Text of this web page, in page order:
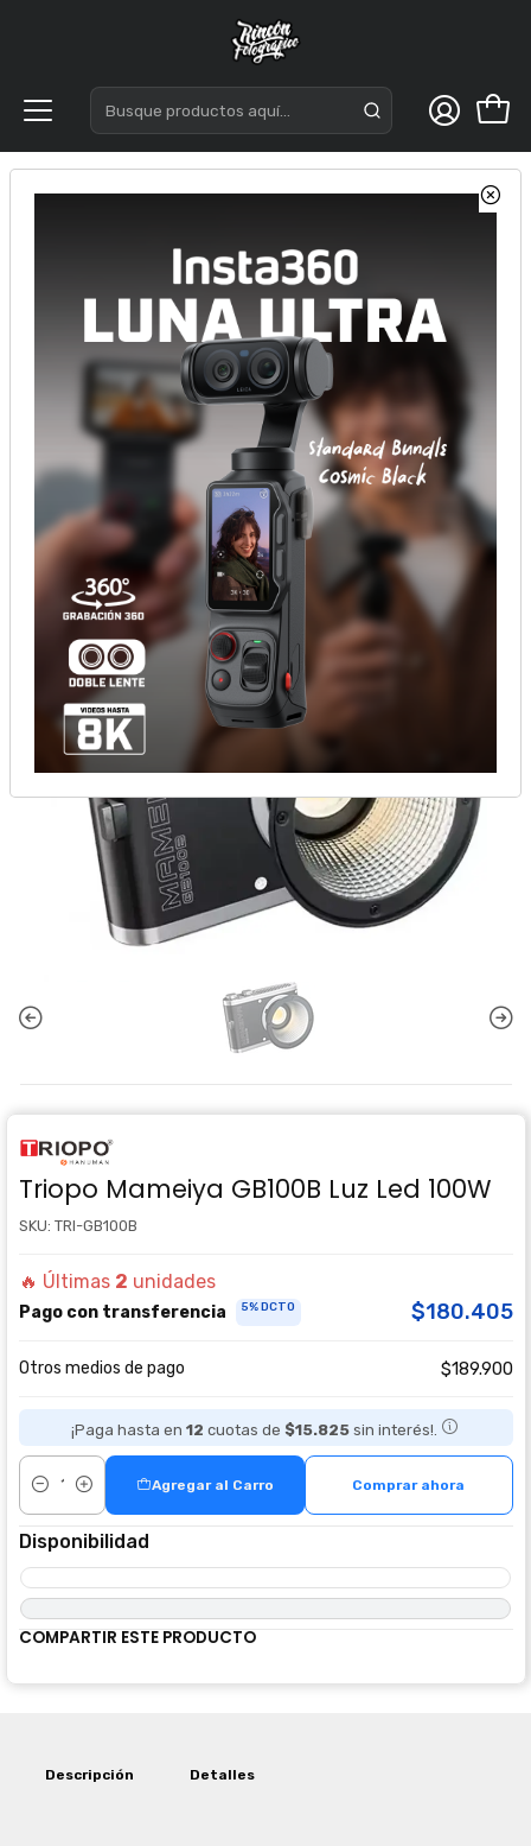
Inicio Acc. Estudio
Led
Triopo Mameiya GB100B Luz Led 100W
Triopo Mameiya GB100B Luz Led 100W
SKU: TRI-GB100B
🔥 Últimas 2 unidades
Pago con transferencia 5% DCTO $180.405
Otros medios de pago $189.900
¡Paga hasta en 12 cuotas de $15.825 sin interés!.
Cantidad
Agregar al Carro Comprar ahora
Disponibilidad
COMPARTIR ESTE PRODUCTO
Descripción Detalles